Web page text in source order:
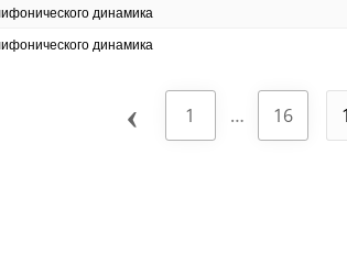
динамика
динамика
‹ 1 … 16